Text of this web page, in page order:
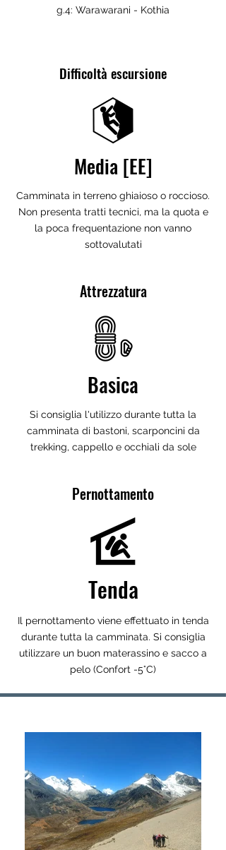
g.4: Warawarani - Kothia
Difficoltà escursione
Media [EE]
Camminata in terreno ghiaioso o roccioso.
Non presenta tratti tecnici, ma la quota e
la poca frequentazione non vanno
sottovalutati
Attrezzatura
Basica
Si consiglia l'utilizzo durante tutta la
camminata di bastoni, scarponcini da
trekking, cappello e occhiali da sole
Pernottamento
Tenda
Il pernottamento viene effettuato in tenda
durante tutta la camminata. Si consiglia
utilizzare un buon materassino e sacco a
pelo (Confort -5°C)